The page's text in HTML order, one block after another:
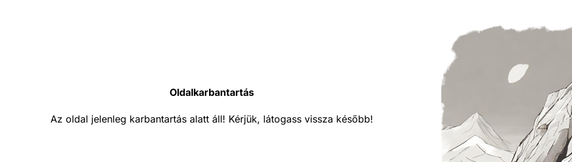
Oldalkarbantartás
Az oldal jelenleg karbantartás alatt áll! Kérjük, látogass vissza később!